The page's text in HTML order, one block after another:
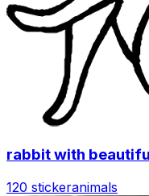
rabbit with
120 stickeranimals